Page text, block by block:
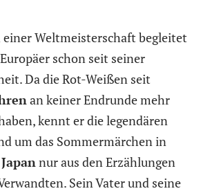
Weltmeisterschaft begleitet
schon seit seiner
Da die Rot-Weißen seit
an keiner Endrunde mehr
kennt er die legendären
um das Sommermärchen in
nur aus den Erzählungen
Sein Vater und seine